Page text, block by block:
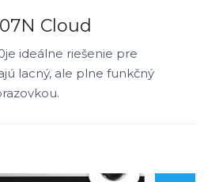
Cloud
ideálne riešenie pre
lacný, ale plne funkčný